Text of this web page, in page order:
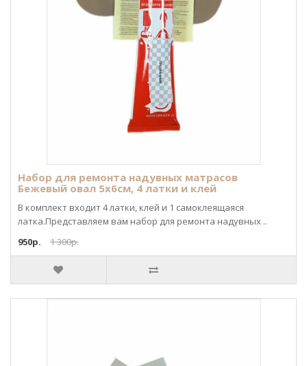
Набор для ремонта надувных матрасов
Бежевый овал 5х6см, 4 латки и клей
В комплект входит 4 латки, клей и 1 самоклеящаяся
латка.Представляем вам набор для ремонта надувных ..
950р.
1 300р.